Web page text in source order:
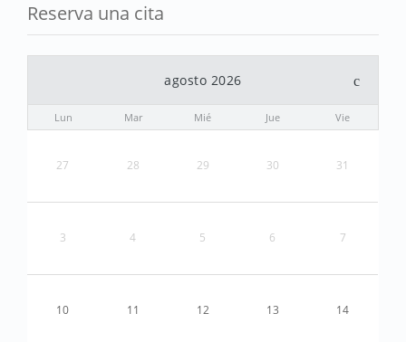
Reserva una cita
agosto 2026
Lun Mar Mié Jue Vie
27 28 29 30 31
3 4 5 6 7
10 11 12 13 14